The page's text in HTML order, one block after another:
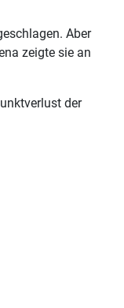
Aber
zeigte sie an
der